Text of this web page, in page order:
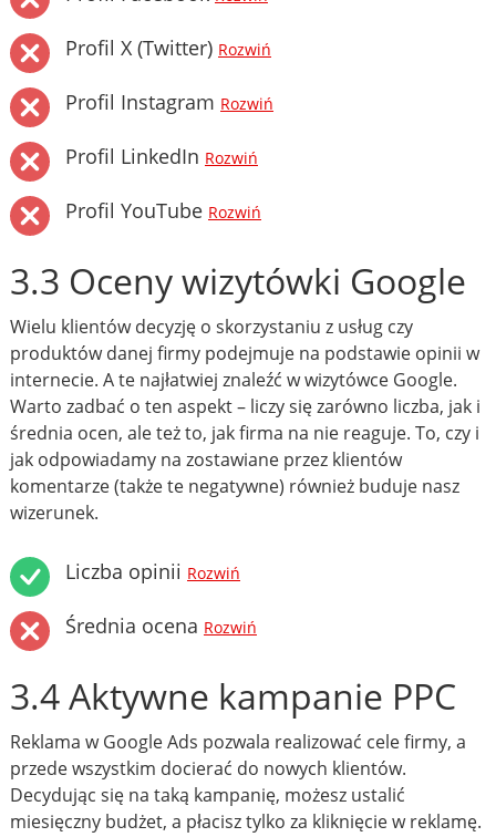
Profil X (Twitter) Rozwiń
Profil Instagram Rozwiń
Profil LinkedIn Rozwiń
Profil YouTube Rozwiń
3.3 Oceny wizytówki Google
Wielu klientów decyzję o skorzystaniu z usług czy
produktów danej firmy podejmuje na podstawie opinii w
internecie. A te najłatwiej znaleźć w wizytówce Google.
Warto zadbać o ten aspekt – liczy się zarówno liczba, jak i
średnia ocen, ale też to, jak firma na nie reaguje. To, czy i
jak odpowiadamy na zostawiane przez klientów
komentarze (także te negatywne) również buduje nasz
wizerunek.
Liczba opinii Rozwiń
Średnia ocena Rozwiń
3.4 Aktywne kampanie PPC
Reklama w Google Ads pozwala realizować cele firmy, a
przede wszystkim docierać do nowych klientów.
Decydując się na taką kampanię, możesz ustalić
miesięczny budżet, a płacisz tylko za kliknięcie w reklamę.